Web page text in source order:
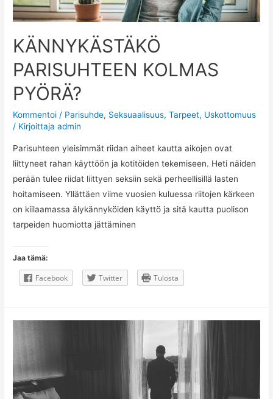
KÄNNYKÄSTÄKÖ
PARISUHTEEN KOLMAS
PYÖRÄ?
Kommentoi / Parisuhde, Seksuaalisuus,Tarpeet, Uskottomuus
/ Kirjoittajaadmin
Parisuhteen yleisimmät riidan aiheet kautta aikojen ovat
liittyneet rahan käyttöön ja kotitöiden tekemiseen. Heti näiden
perään tulee riidat liittyen seksiin sekä perheellisillä lasten
hoitamiseen. Yllättäen viime vuosien kuluessa riitojen kärkeen
on kiilaamassa älykännyköiden käyttö ja sitä kautta puolison
tarpeiden huomiotta jättäminen
Jaa tämä:
Facebook Twitter Tulosta